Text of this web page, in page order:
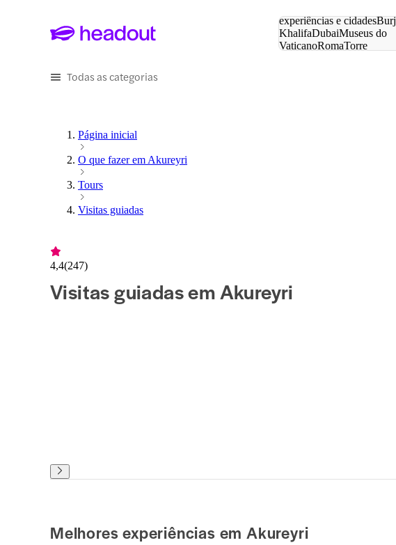
experiências e cidadesBurj
KhalifaDubaiMuseus do
VaticanoRomaTorre
Todas as categorias
Página inicial
O que fazer em Akureyri
Tours
Visitas guiadas
4,4(247)
Visitas guiadas em Akureyri
Melhores experiências em Akureyri